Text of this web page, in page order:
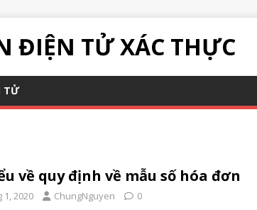
ĐIỆN TỬ XÁC THỰC
TỬ
về quy định về mẫu số hóa đơn
1, 2020 ChungNguyen 0